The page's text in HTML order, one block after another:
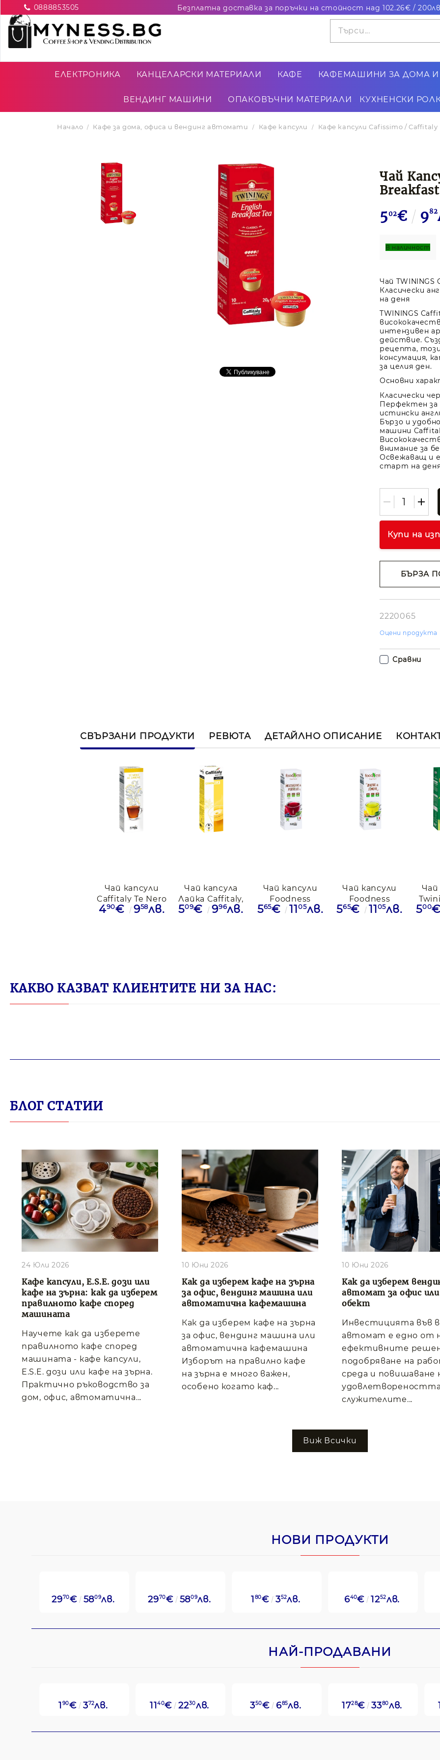
0888853505
ЕЛЕКТРОНИКА КАНЦЕЛАРСКИ МАТЕРИАЛИ КАФЕ КАФЕМАШИНИ ЗА ДОМА
ВЕНДИНГ МАШИНИ ОПАКОВЪЧНИ МАТЕРИАЛИ КУХНЕНСКИ
Начало Кафе за дома, офиса и вендинг автомати Кафе капсули Кафе капсули Cafissimo / Caffitaly
Чай
502€ 982
В наличност
Чай TWININGS
Класически
на деня
TWININGS
интензивен
действие.
рецепта,
консумация,
за целия ден.
Основни
Класически
Перфектен за
истински
Бързо и
машини
внимание за
Освежаващ и
старт на
Купи на
БЪРЗА
лични
работния ден.
2220065
Оцени продукта
Сравни
СВЪРЗАНИ ПРОДУКТИ РЕВЮТА ДЕТАЙЛНО ОПИСАНИЕ
Чай капсули
Caffitaly Te Nero
Al Limone, 10бр.
490€ 958лв.
Чай капсула
Лайка Caffitaly,
10бр.
509€ 996лв.
Чай капсули
Foodness
Caffitaly
565€ 1105лв.
Чай капсули
Foodness
Caffitaly
565€ 1105лв.
Чай
500
КАКВО КАЗВАТ КЛИЕНТИТЕ НИ ЗА НАС:
БЛОГ СТАТИИ
Кафе капсули, E.S.E. дози или
кафе на зърна: как да изберем
правилното кафе според
машината
24 Юли 2026
Научете как да изберете
правилното кафе според
машината - кафе капсули,
E.S.E. дози или кафе на зърна.
Практично ръководство за
дом, офис, автоматична...
Как да изберем кафе на зърна
за офис, вендинг машина или
автоматична кафемашина
10 Юни 2026
Как да изберем кафе на зърна
за офис, вендинг машина или
автоматична кафемашина
Изборът на правилно кафе
на зърна е много важен,
особено когато каф...
Как да изберем
автомат за офис или
обект
10 Юни 2026
Инвестицията във
автомат е едно от
ефективните
подобряване на
среда и повишаване
служителите...
Виж Всички
НОВИ ПРОДУКТИ
2970€ 5809лв. 2970€ 5809лв. 1 80€ 352лв. 640€ 1252лв.
НАЙ-ПРОДАВАНИ
1 90€ 372лв. 1140€ 2230лв. 350€ 685лв. 1728€ 3380лв.